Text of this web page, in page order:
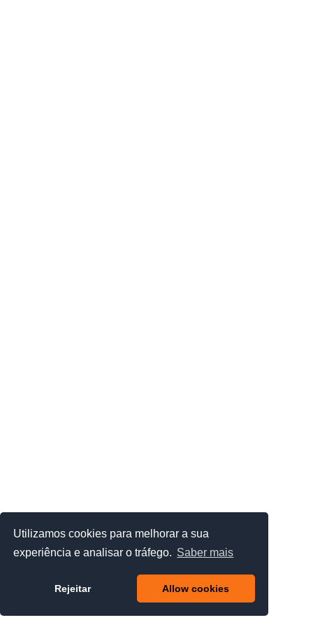
Utilizamos cookies para melhorar a sua
experiência e analisar o tráfego. Saber mais
Rejeitar Allow cookies